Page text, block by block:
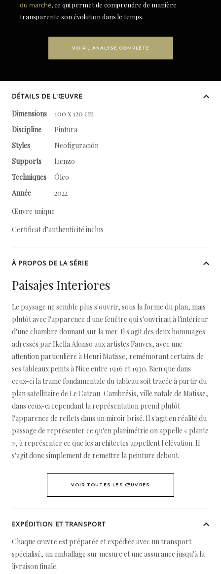
du marché, ce qui permet de comprendre de manière
transparente son évolution dans le temps.
VOIR L'ANALYSE COMPLÈTE
DÉTAILS DE L'ŒUVRE
Dimensions
100 x 120 cm
Discipline
Pintura
Styles
Neofiguración
Supports
Lienzo
Techniques
Óleo
Année
2022
Œuvre unique
Certificat d’authenticité inclus
À PROPOS DE LA SÉRIE
Paisajes Interiores
Le paysage ne semble plus s'ouvrir, sous la forme du plan, mais
plutôt avec l'apparence d'une fenêtre qui s'ouvrirait à l'intérieur
d'une chambre donnant sur la mer. Il s'agit des deux hommages
adressés par Ikella Alonso aux artistes Fauves, avec une
attention particulière à Henri Matisse, remémorant certains de
ses tableaux peints à Nice entre 1916 et 1930. Bien que dans
ceux-ci la trame fondamentale du tableau soit tracée à partir du
plan satellitaire de Le Cateau-Cambrésis, ville natale de Matisse,
dans ceux-ci cependant la représentation prend plutôt
l'apparence de reflets dans un miroir brisé. Il s'agit en réalité du
passage de représenter ce qu'en planimétrie on appelle « plante
», à représenter ce que les architectes appellent l'élévation. Il
s'agit donc simplement de remettre la peinture debout.
VOIR TOUTES LES ŒUVRES
EXPÉDITION ET TRANSPORT
Chaque œuvre est préparée et expédiée avec un transport
spécialisé, un emballage sur mesure et une assurance jusqu'à la
livraison finale.